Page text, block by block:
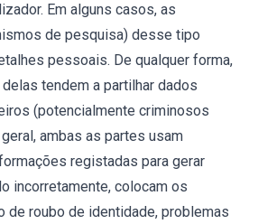
Em alguns casos, as
de pesquisa) desse tipo
pessoais. De qualquer forma,
tendem a partilhar dados
(potencialmente criminosos
ambas as partes usam
registadas para gerar
incorretamente, colocam os
de roubo de identidade, problemas